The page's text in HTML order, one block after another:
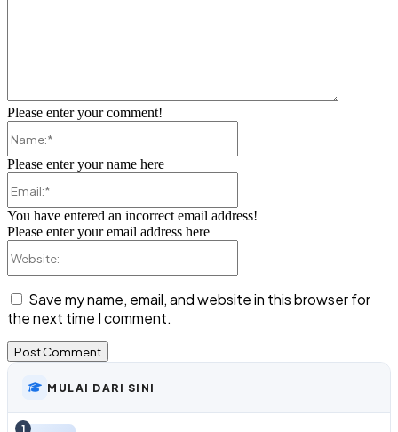
Please enter your comment!
Please enter your name here
You have entered an incorrect email address!
Please enter your email address here
Save my name, email, and website in this browser for
the next time I comment.
MULAI DARI SINI
1